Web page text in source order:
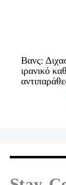
Βανς:
ιρανικό